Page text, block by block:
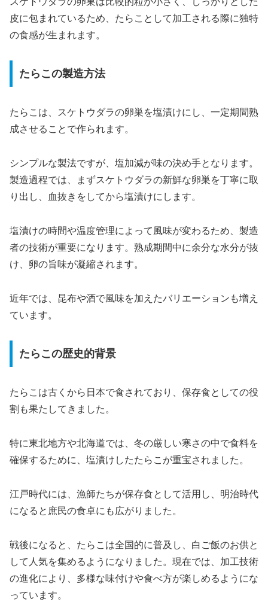
皮に包まれているため、たらことして加工される際に独特
の食感が生まれます。
たらこの製造方法
たらこは、スケトウダラの卵巣を塩漬けにし、一定期間熟
成させることで作られます。
シンプルな製法ですが、塩加減が味の決め手となります。
製造過程では、まずスケトウダラの新鮮な卵巣を丁寧に取
り出し、血抜きをしてから塩漬けにします。
塩漬けの時間や温度管理によって風味が変わるため、製造
者の技術が重要になります。熟成期間中に余分な水分が抜
け、卵の旨味が凝縮されます。
近年では、昆布や酒で風味を加えたバリエーションも増え
ています。
たらこの歴史的背景
たらこは古くから日本で食されており、保存食としての役
割も果たしてきました。
特に東北地方や北海道では、冬の厳しい寒さの中で食料を
確保するために、塩漬けしたたらこが重宝されました。
江戸時代には、漁師たちが保存食として活用し、明治時代
になると庶民の食卓にも広がりました。
戦後になると、たらこは全国的に普及し、白ご飯のお供と
して人気を集めるようになりました。現在では、加工技術
の進化により、多様な味付けや食べ方が楽しめるようにな
っています。